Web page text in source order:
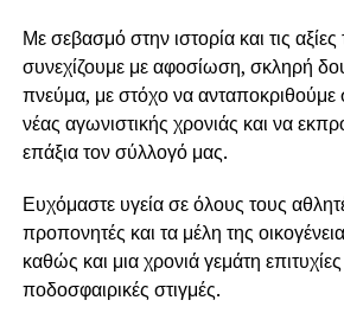
Με σεβασμό στην ιστορία και τις
συνεχίζουμε με αφοσίωση, σκληρή
πνεύμα, με στόχο να ανταποκριθούμε
νέας αγωνιστικής χρονιάς και να
επάξια τον σύλλογό μας.
Ευχόμαστε υγεία σε όλους τους
προπονητές και τα μέλη της
καθώς και μια χρονιά γεμάτη
ποδοσφαιρικές στιγμές.